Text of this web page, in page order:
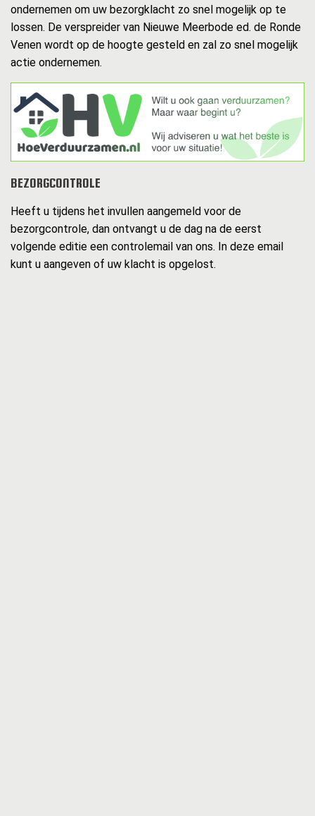
ondernemen om uw bezorgklacht zo snel mogelijk op te
lossen. De verspreider van Nieuwe Meerbode ed. de Ronde
Venen wordt op de hoogte gesteld en zal zo snel mogelijk
actie ondernemen.
BEZORGCONTROLE
Heeft u tijdens het invullen aangemeld voor de
bezorgcontrole, dan ontvangt u de dag na de eerst
volgende editie een controlemail van ons. In deze email
kunt u aangeven of uw klacht is opgelost.